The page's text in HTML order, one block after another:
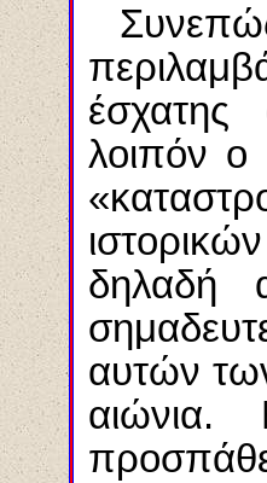
έσχατης
λοιπόν
δηλαδή
αυτών